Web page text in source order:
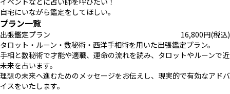
自宅にいながら鑑定をしてほしい。
プラン一覧
出張鑑定プラン 16,800円(税込)
タロット・ルーン・数秘術・西洋手相術を用いた出張鑑定プラン。
手相と数秘術で才能や適職、運命の流れを読み、タロットやルーンで近
未来を占います。
理想の未来へ進むためのメッセージをお伝えし、現実的で有効なアドバ
イスをいたします。